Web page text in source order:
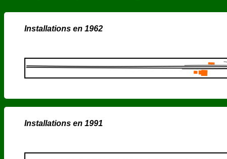
Installations en 1962
Installations en 1991